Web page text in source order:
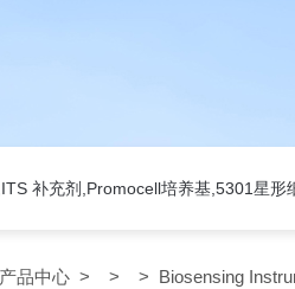
补充剂,Promocell培养基,5301星形
产品中心 > > > Biosensing